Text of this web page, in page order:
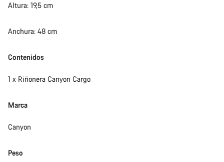
Altura: 19,5 cm
Anchura: 48 cm
Contenidos
1 x Riñonera Canyon Cargo
Marca
Canyon
Peso